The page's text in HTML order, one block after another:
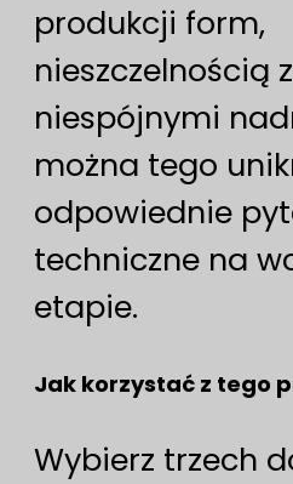
produkcji form,
nieszczelnością
niespójnymi
można tego
odpowiednie
techniczne na
etapie.
Jak korzystać z tego
Wybierz trzech